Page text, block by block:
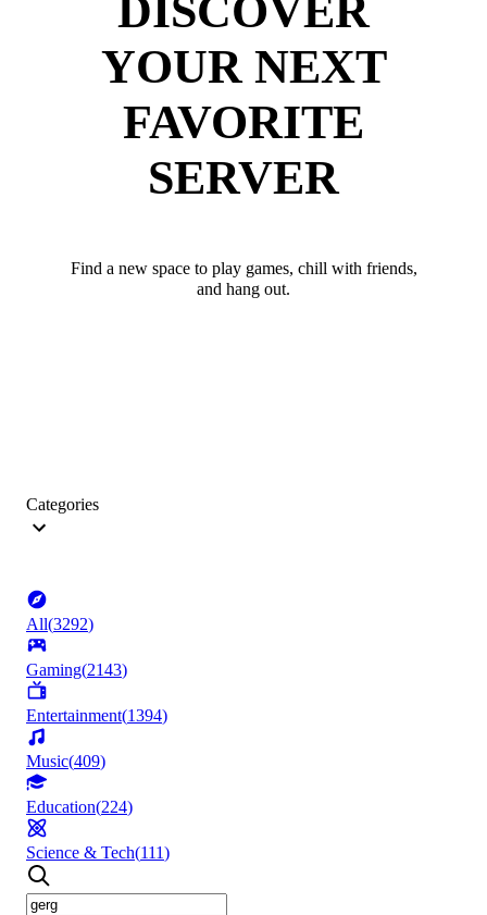
DISCOVER
YOUR NEXT
FAVORITE
SERVER
Find a new space to play games, chill with friends,
and hang out.
Categories
All(3292)
Gaming(2143)
Entertainment(1394)
Music(409)
Education(224)
Science & Tech(111)